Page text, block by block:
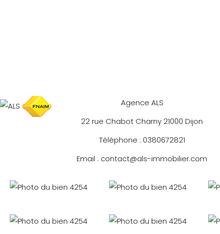
Agence ALS
22 rue Chabot Charny 21000 Dijon
Téléphone : 0380672821
Email : contact@als-immobilier.com